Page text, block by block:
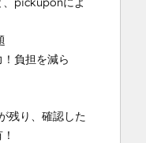
負担を減ら
残り、確認した